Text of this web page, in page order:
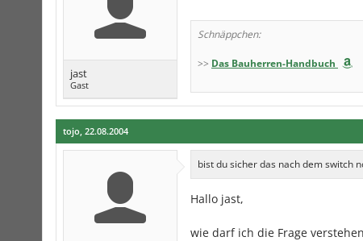
jast
Gast
Schnäppchen:
>> Das Bauherren-Handbuch
tojo, 22.08.2004
bist du sicher das nach dem switch
Hallo jast,
wie darf ich die Frage